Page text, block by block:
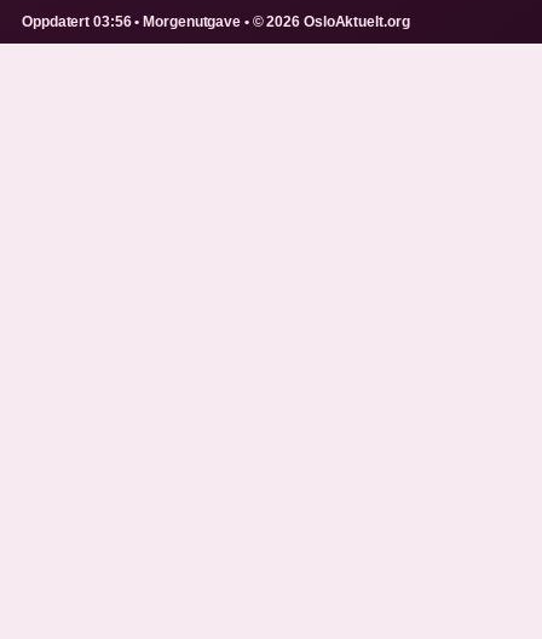
Oppdatert 03:56 • Morgenutgave • © 2026 OsloAktuelt.org